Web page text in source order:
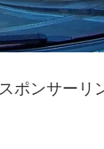
スポンサーリ